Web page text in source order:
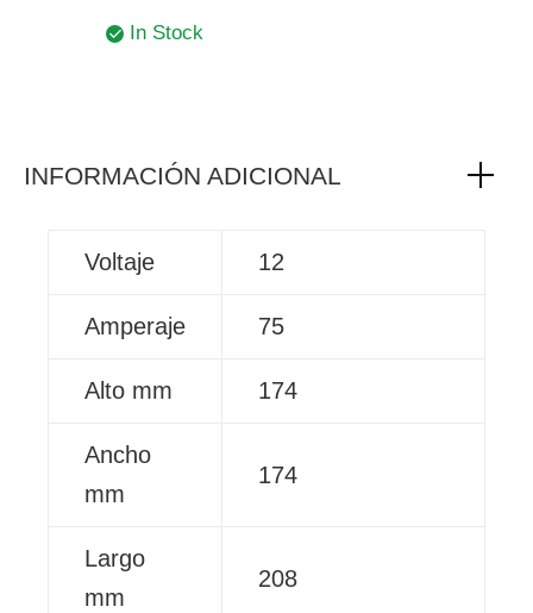
In Stock
INFORMACIÓN ADICIONAL
Voltaje 12
Amperaje 75
Alto mm 174
Ancho
mm
174
Largo
mm
208